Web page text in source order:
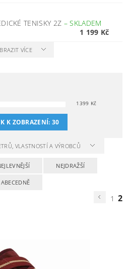
TENISKY 2Z –SKLADEM
1 199 Kč
VÍCE
1399 Kč
K ZOBRAZENÍ:30
VLASTNOSTÍ A VÝROBCŮ
NEJDRAŽŠÍ
ABECEDNĚ
1 2